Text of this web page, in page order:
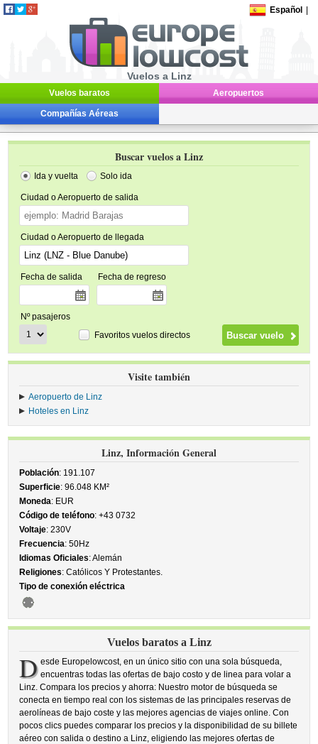
Español
Vuelos a Linz
Vuelos baratos Aeropuertos
Compañías Aéreas
Buscar vuelos a Linz
Ida y vuelta Solo ida
Ciudad o Aeropuerto de salida
Ciudad o Aeropuerto de llegada
Fecha de salida Fecha de regreso
Nº pasajeros
Favoritos vuelos directos
Visite también
Aeropuerto de Linz
Hoteles en Linz
Linz, Información General
Población: 191.107
Superficie: 96.048 KM²
Moneda: EUR
Código de teléfono: +43 0732
Voltaje: 230V
Frecuencia: 50Hz
Idiomas Oficiales: Alemán
Religiones: Católicos Y Protestantes.
Tipo de conexión eléctrica
Vuelos baratos a Linz
D esde Europelowcost, en un único sitio con una sola búsqueda,
encuentras todas las ofertas de bajo costo y de linea para volar a
Linz. Compara los precios y ahorra: Nuestro motor de búsqueda se
conecta en tiempo real con los sistemas de las principales reservas de
aerolíneas de bajo coste y las mejores agencias de viajes online. Con
pocos clics puedes comparar los precios y la disponibilidad de su billete
aéreo con salida o destino a Linz, eligiendo las mejores ofertas de